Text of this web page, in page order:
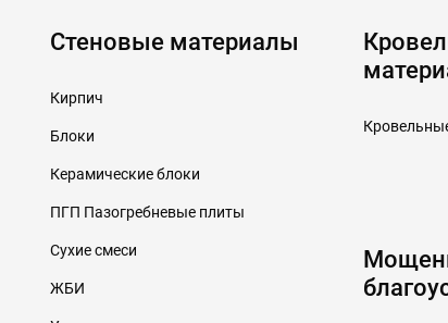
Стеновые материалы
Кирпич
Блоки
Керамические блоки
ПГП Пазогребневые плиты
Сухие смеси
ЖБИ